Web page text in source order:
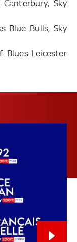
Canterbury, Sky
Blue Bulls, Sky
Blues-Leicester